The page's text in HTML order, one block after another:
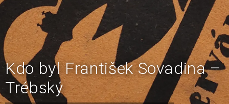
Kdo byl František Sovadina –
Trébský